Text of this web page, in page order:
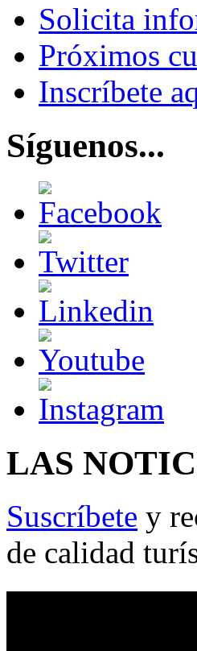
Solicita
Próximos
Inscríbete
Síguenos...
LAS
Suscríbete y
de calidad